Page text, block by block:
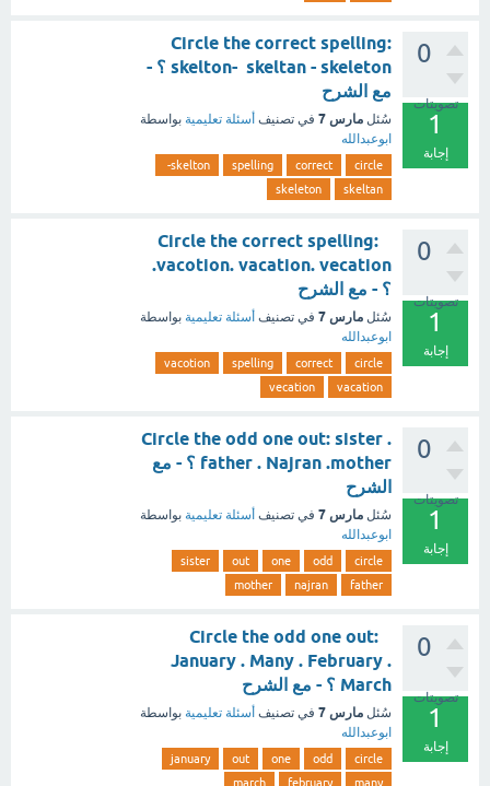
0
تصويتات
1
إجابة
Circle the correct spelling:
skelton- skeltan - skeleton ؟ -
مع الشرح
سُئل مارس 7 في تصنيف أسئلة تعليمية بواسطة
ابوعبدالله
circle
correct
spelling
skelton-
skeltan
skeleton
0
تصويتات
1
إجابة
Circle the correct spelling:
vacotion. vacation. vecation.
؟ - مع الشرح
سُئل مارس 7 في تصنيف أسئلة تعليمية بواسطة
ابوعبدالله
circle
correct
spelling
vacotion
vacation
vecation
0
تصويتات
1
إجابة
Circle the odd one out: sister .
father . Najran .mother ؟ - مع
الشرح
سُئل مارس 7 في تصنيف أسئلة تعليمية بواسطة
ابوعبدالله
circle
odd
one
out
sister
father
najran
mother
0
تصويتات
1
إجابة
Circle the odd one out:
January . Many . February .
March ؟ - مع الشرح
سُئل مارس 7 في تصنيف أسئلة تعليمية بواسطة
ابوعبدالله
circle
odd
one
out
january
many
february
march